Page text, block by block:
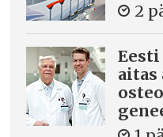
2
Eesti
aitas